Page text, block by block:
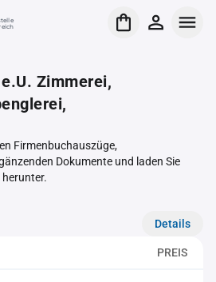
Zimmerei,
Firmenbuchauszüge,
Dokumente und laden Sie
Details
PREIS